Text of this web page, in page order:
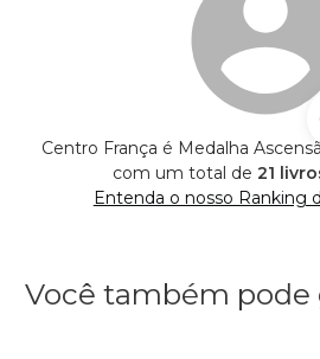
Centro França é Medalha
com um total de 21
Entenda o nosso Ranking
Você também pode